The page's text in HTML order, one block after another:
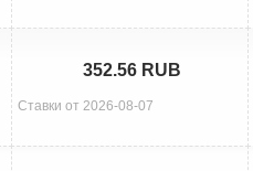
352.56 RUB
Ставки от 2026-08-07